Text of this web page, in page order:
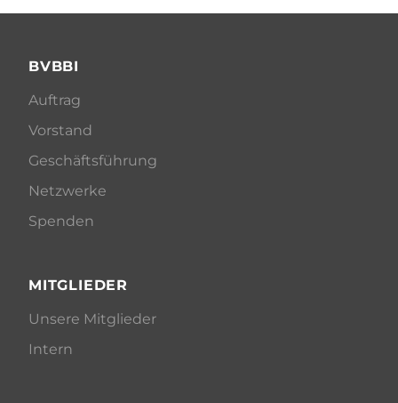
BVBBI
Auftrag
Vorstand
Geschäftsführung
Netzwerke
Spenden
MITGLIEDER
Unsere Mitglieder
Intern